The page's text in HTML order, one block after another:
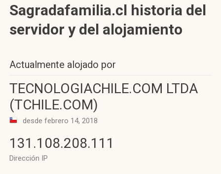
Sagradafamilia.cl historia del
servidor y del alojamiento
Actualmente alojado por
TECNOLOGIACHILE.COM LTDA
(TCHILE.COM)
desde febrero 14, 2018
131.108.208.111
Dirección IP